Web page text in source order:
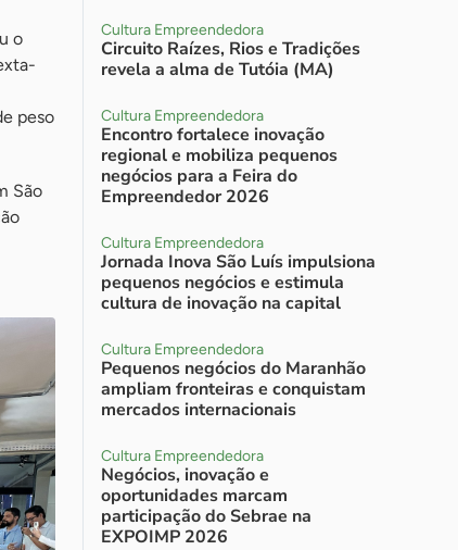
o
peso
São
Cultura Empreendedora
Circuito Raízes, Rios e Tradições
revela a alma de Tutóia (MA)
Cultura Empreendedora
Encontro fortalece inovação
regional e mobiliza pequenos
negócios para a Feira do
Empreendedor 2026
Cultura Empreendedora
Jornada Inova São Luís impulsiona
pequenos negócios e estimula
cultura de inovação na capital
Cultura Empreendedora
Pequenos negócios do Maranhão
ampliam fronteiras e conquistam
mercados internacionais
Cultura Empreendedora
Negócios, inovação e
oportunidades marcam
participação do Sebrae na
EXPOIMP 2026